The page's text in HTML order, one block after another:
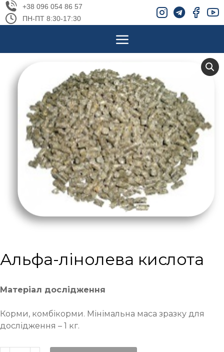
+38 096 054 86 57
ПН-ПТ 8:30-17:30
Альфа-лінолева кислота
Матеріал дослідження
Корми, комбікорми. Мінімальна маса зразку для
дослідження – 1 кг.